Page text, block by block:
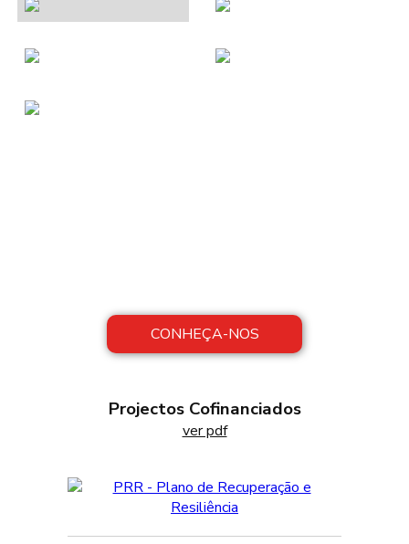
CONHEÇA-NOS
Projectos Cofinanciados
ver pdf